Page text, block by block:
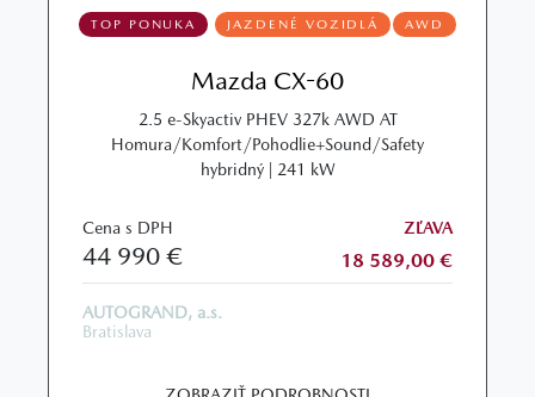
TOP PONUKA JAZDENÉ VOZIDLÁ AWD
Mazda CX-60
2.5 e-Skyactiv PHEV 327k AWD AT
Homura/Komfort/Pohodlie+Sound/Safety
hybridný | 241 kW
Cena s DPH
44 990 €
ZĽAVA
18 589,00 €
AUTOGRAND, a.s.
Bratislava